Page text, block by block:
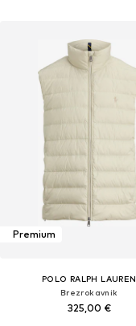
Premium
POLO RALPH LAUREN
Brezrokavnik
325,00 €